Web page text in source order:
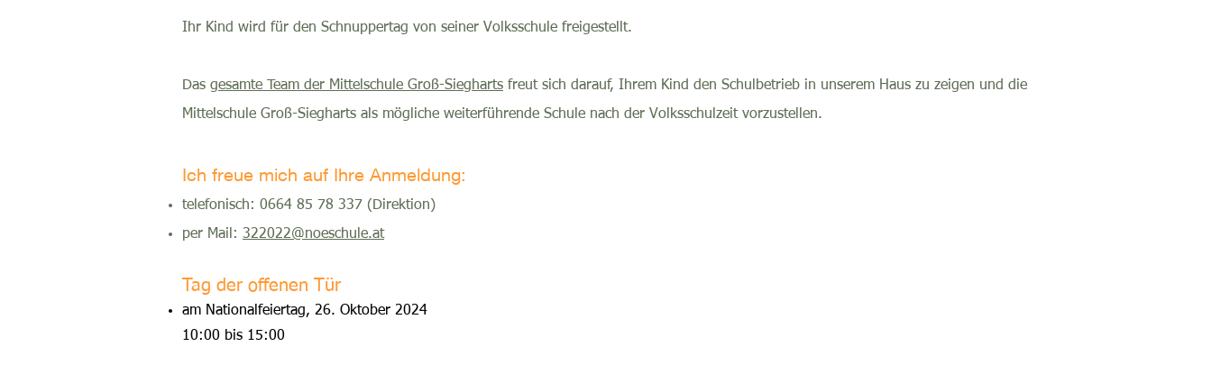
Ihr Kind wird für den Schnuppertag von seiner Volksschule freigestellt.
Das gesamte Team der Mittelschule Groß-Siegharts freut sich darauf, Ihrem Kind den Schulbetrieb in unserem Haus zu zeigen und die
Mittelschule Groß-Siegharts als mögliche weiterführende Schule nach der Volksschulzeit vorzustellen.
Ich freue mich auf Ihre Anmeldung:
telefonisch: 0664 85 78 337 (Direktion)
per Mail: 322022@noeschule.at
Tag der offenen Tür
am Nationalfeiertag, 26. Oktober 2024​
10:00 bis 15:00